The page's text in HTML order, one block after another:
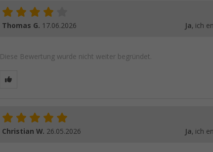
Thomas G. 17.06.2026 Ja, ich
Diese Bewertung wurde nicht weiter begründet.
Christian W. 26.05.2026 Ja, ich